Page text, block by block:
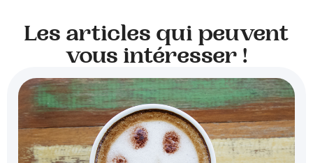
Les articles qui peuvent
vous intéresser !